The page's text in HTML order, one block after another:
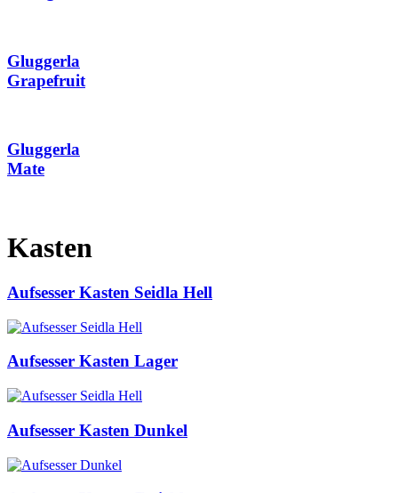
Gluggerla
Grapefruit
Gluggerla
Mate
Kasten
Aufsesser Kasten Seidla Hell
Aufsesser Kasten Lager
Aufsesser Kasten Dunkel